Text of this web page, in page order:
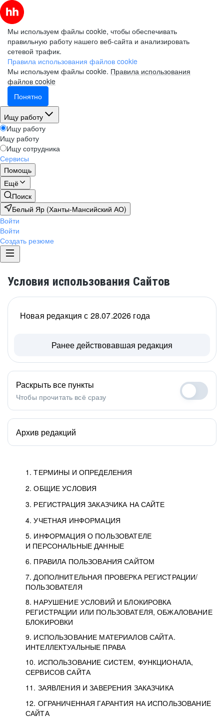
Мы используем файлы cookie, чтобы обеспечивать
правильную работу нашего веб-сайта и анализировать
сетевой трафик.
Правила использования файлов cookie
Мы используем файлы cookie. Правила использования
файлов cookie
Понятно
Ищу работу
Ищу работу
Ищу работу
Ищу сотрудника
Сервисы
Помощь
Ещё
Поиск
Белый Яр (Ханты-Мансийский АО)
Войти
Войти
Создать резюме
Условия использования Сайтов
1. ТЕРМИНЫ И ОПРЕДЕЛЕНИЯ
2. ОБЩИЕ УСЛОВИЯ
3. РЕГИСТРАЦИЯ ЗАКАЗЧИКА НА САЙТЕ
4. УЧЕТНАЯ ИНФОРМАЦИЯ
5. ИНФОРМАЦИЯ О ПОЛЬЗОВАТЕЛЕ
И ПЕРСОНАЛЬНЫЕ ДАННЫЕ
6. ПРАВИЛА ПОЛЬЗОВАНИЯ САЙТОМ
7. ДОПОЛНИТЕЛЬНАЯ ПРОВЕРКА РЕГИСТРАЦИИ/
ПОЛЬЗОВАТЕЛЯ
8. НАРУШЕНИЕ УСЛОВИЙ И БЛОКИРОВКА
РЕГИСТРАЦИИ ИЛИ ПОЛЬЗОВАТЕЛЯ, ОБЖАЛОВАНИЕ
БЛОКИРОВКИ
9. ИСПОЛЬЗОВАНИЕ МАТЕРИАЛОВ САЙТА.
ИНТЕЛЛЕКТУАЛЬНЫЕ ПРАВА
10. ИСПОЛЬЗОВАНИЕ СИСТЕМ, ФУНКЦИОНАЛА,
СЕРВИСОВ САЙТА
11. ЗАЯВЛЕНИЯ И ЗАВЕРЕНИЯ ЗАКАЗЧИКА
12. ОГРАНИЧЕННАЯ ГАРАНТИЯ НА ИСПОЛЬЗОВАНИЕ
САЙТА
Новая редакция с 28.07.2026 года
Ранее действовавшая редакция
Раскрыть все пункты
Чтобы прочитать всё сразу
Архив редакций